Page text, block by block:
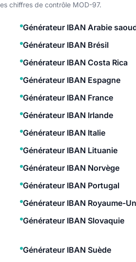
chiffres de contrôle MOD-97.
Générateur IBAN Arabie
Générateur IBAN Brésil
Générateur IBAN Costa Rica
Générateur IBAN Espagne
Générateur IBAN France
Générateur IBAN Irlande
Générateur IBAN Italie
Générateur IBAN Lituanie
Générateur IBAN Norvège
Générateur IBAN Portugal
Générateur IBAN Royaume-
Générateur IBAN Slovaquie
Générateur IBAN Suède